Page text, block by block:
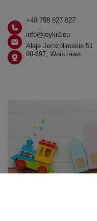
+48 798 827 827
info@joykid.eu
Aleje Jerozolimskie 51
00-697, Warszawa